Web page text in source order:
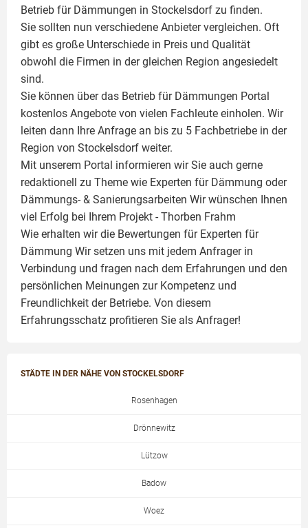
Betrieb für Dämmungen in Stockelsdorf zu finden.
Sie sollten nun verschiedene Anbieter vergleichen. Oft
gibt es große Unterschiede in Preis und Qualität
obwohl die Firmen in der gleichen Region angesiedelt
sind.
Sie können über das Betrieb für Dämmungen Portal
kostenlos Angebote von vielen Fachleute einholen. Wir
leiten dann Ihre Anfrage an bis zu 5 Fachbetriebe in der
Region von Stockelsdorf weiter.
Mit unserem Portal informieren wir Sie auch gerne
redaktionell zu Theme wie Experten für Dämmung oder
Dämmungs- & Sanierungsarbeiten Wir wünschen Ihnen
viel Erfolg bei Ihrem Projekt - Thorben Frahm
Wie erhalten wir die Bewertungen für Experten für
Dämmung Wir setzen uns mit jedem Anfrager in
Verbindung und fragen nach dem Erfahrungen und den
persönlichen Meinungen zur Kompetenz und
Freundlichkeit der Betriebe. Von diesem
Erfahrungsschatz profitieren Sie als Anfrager!
STÄDTE IN DER NÄHE VON STOCKELSDORF
Rosenhagen
Drönnewitz
Lützow
Badow
Woez